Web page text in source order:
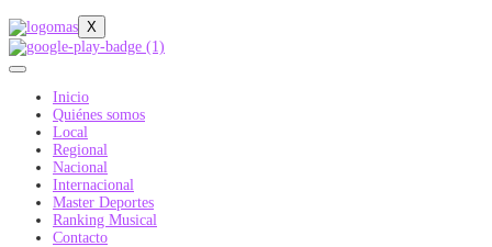
X
Inicio
Quiénes somos
Local
Regional
Nacional
Internacional
Master Deportes
Ranking Musical
Contacto